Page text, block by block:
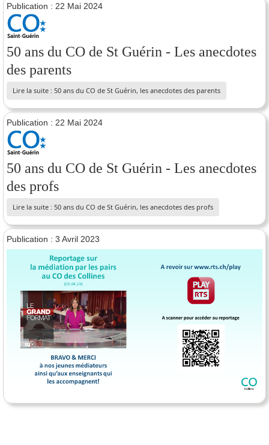
Publication : 22 Mai 2024
50 ans du CO de St Guérin - Les anecdotes
des parents
Lire la suite : 50 ans du CO de St Guérin, les anecdotes des parents
Publication : 22 Mai 2024
50 ans du CO de St Guérin - Les anecdotes
des profs
Lire la suite : 50 ans du CO de St Guérin, les anecdotes des profs
Publication : 3 Avril 2023